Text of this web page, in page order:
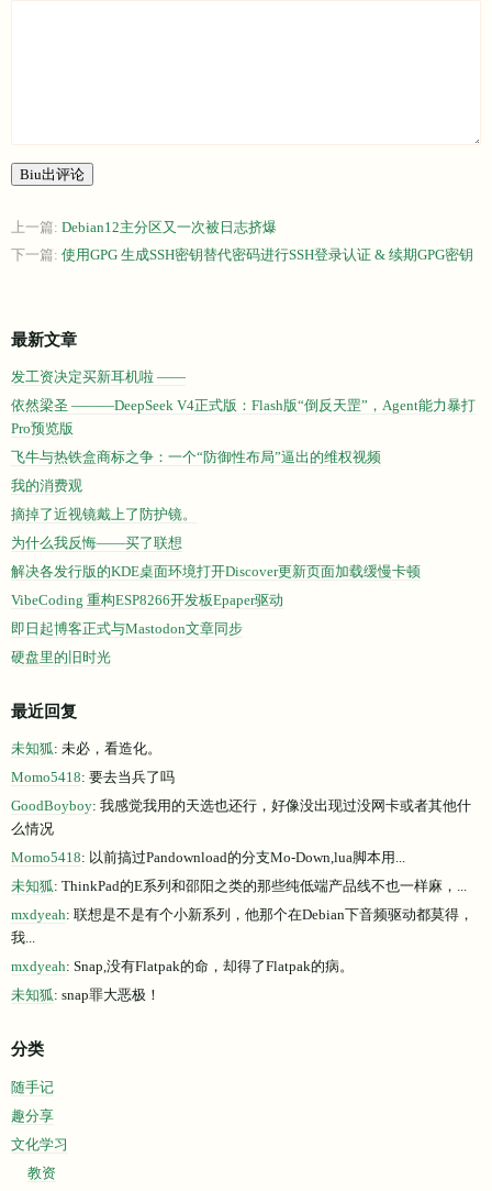
Biu出评论
上一篇: Debian12主分区又一次被日志挤爆
下一篇: 使用GPG 生成SSH密钥替代密码进行SSH登录认证 & 续期GPG密钥
最新文章
发工资决定买新耳机啦 ——
依然梁圣 ———DeepSeek V4正式版：Flash版“倒反天罡”，Agent能力暴打
Pro预览版
飞牛与热铁盒商标之争：一个“防御性布局”逼出的维权视频
我的消费观
摘掉了近视镜戴上了防护镜。
为什么我反悔——买了联想
解决各发行版的KDE桌面环境打开Discover更新页面加载缓慢卡顿
VibeCoding 重构ESP8266开发板Epaper驱动
即日起博客正式与Mastodon文章同步
硬盘里的旧时光
最近回复
未知狐: 未必，看造化。
Momo5418: 要去当兵了吗
GoodBoyboy: 我感觉我用的天选也还行，好像没出现过没网卡或者其他什
么情况
Momo5418: 以前搞过Pandownload的分支Mo-Down,lua脚本用...
未知狐: ThinkPad的E系列和邵阳之类的那些纯低端产品线不也一样麻，...
mxdyeah: 联想是不是有个小新系列，他那个在Debian下音频驱动都莫得，
我...
mxdyeah: Snap,没有Flatpak的命，却得了Flatpak的病。
未知狐: snap罪大恶极！
分类
随手记
趣分享
文化学习
教资